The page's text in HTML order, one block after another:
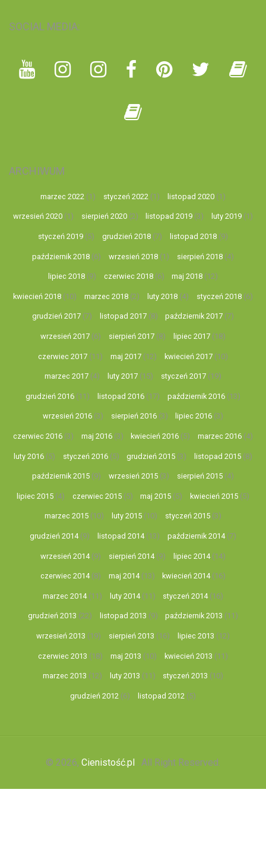
SOCIAL MEDIA:
ARCHIWUM
marzec 2022 (1) styczeń 2022 (1) listopad 2020(1)
wrzesień 2020(1) sierpień 2020(2) listopad 2019 (3) luty 2019 (1)
styczeń 2019 (5) grudzień 2018 (7) listopad 2018(9)
październik 2018 (6) wrzesień 2018 (1) sierpień 2018(4)
lipiec 2018(9) czerwiec 2018(6) maj 2018 (12)
kwiecień 2018 (10) marzec 2018 (2) luty 2018(4) styczeń 2018(6)
grudzień 2017(7) listopad 2017(8) październik 2017 (7)
wrzesień 2017 (6) sierpień 2017 (8) lipiec 2017(18)
czerwiec 2017 (11) maj 2017 (12) kwiecień 2017(10)
marzec 2017 (4) luty 2017 (15) styczeń 2017(19)
grudzień 2016 (11) listopad 2016 (17) październik 2016(13)
wrzesień 2016(3) sierpień 2016(3) lipiec 2016 (3)
czerwiec 2016(3) maj 2016(3) kwiecień 2016 (5) marzec 2016 (4)
luty 2016(5) styczeń 2016(5) grudzień 2015 (3) listopad 2015 (8)
październik 2015 (9) wrzesień 2015 (3) sierpień 2015(4)
lipiec 2015(4) czerwiec 2015(5) maj 2015 (5) kwiecień 2015 (5)
marzec 2015 (10) luty 2015 (10) styczeń 2015(3)
grudzień 2014(9) listopad 2014(13) październik 2014(7)
wrzesień 2014(9) sierpień 2014(9) lipiec 2014(14)
czerwiec 2014(8) maj 2014(13) kwiecień 2014(16)
marzec 2014(11) luty 2014(11) styczeń 2014(16)
grudzień 2013 (22) listopad 2013 (9) październik 2013 (11)
wrzesień 2013 (19) sierpień 2013 (16) lipiec 2013 (12)
czerwiec 2013 (18) maj 2013 (10) kwiecień 2013 (11)
marzec 2013 (12) luty 2013 (11) styczeń 2013 (10)
grudzień 2012 (6) listopad 2012 (5)
© 2026, Cienistość.pl . All Right Reserved.